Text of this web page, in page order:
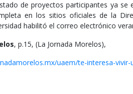
de proyectos participantes ya
en los sitios oficiales de la
habilitó el correo electrónico
, p.15, (La Jornada Morelos),
uaem/te-interesa-